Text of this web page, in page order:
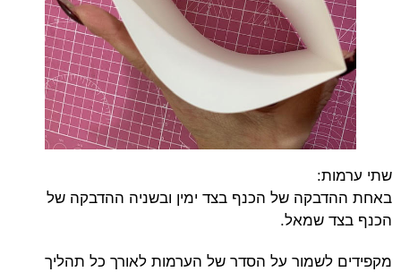
שתי ערמות:
באחת ההדבקה של הכנף בצד ימין ובשניה ההדבקה של
הכנף בצד שמאל.
מקפידים לשמור על הסדר של הערמות לאורך כל תהליך